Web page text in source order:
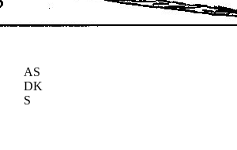
AS
DK
S